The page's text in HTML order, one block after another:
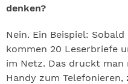
denken?
Nein. Ein Beispiel:
kommen 20 Leserbriefe
im Netz. Das druckt
Handy zum